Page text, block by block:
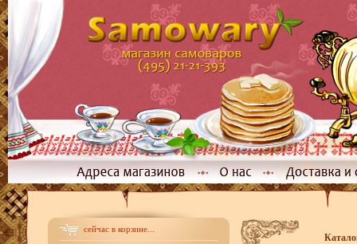
сейчас в корзине...